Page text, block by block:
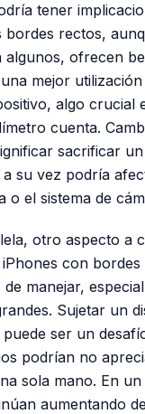
tener
bordes rectos,
algunos, ofrecen
mejor
algo crucial
cuenta.
sacrificar
su vez podría
o el sistema de
otro aspecto a
iPhones con
manejar,
Sujetar un
ser un
podrían no
sola mano. En
aumentando